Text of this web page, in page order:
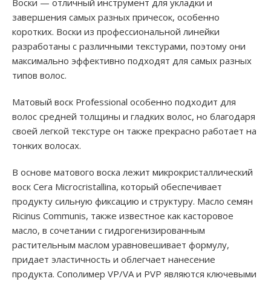
завершения самых разных причесок, особенно
коротких. Воски из профессиональной линейки
разработаны с различными текстурами, поэтому они
максимально эффективно подходят для самых разных
типов волос.
Матовый воск Professional особенно подходит для
волос средней толщины и гладких волос, но благодаря
своей легкой текстуре он также прекрасно работает на
тонких волосах.
В основе матового воска лежит микрокристаллический
воск Cera Microcristallina, который обеспечивает
продукту сильную фиксацию и структуру. Масло семян
Ricinus Communis, также известное как касторовое
масло, в сочетании с гидрогенизированным
растительным маслом уравновешивает формулу,
придает эластичность и облегчает нанесение
продукта. Сополимер VP/VA и PVP являются ключевыми